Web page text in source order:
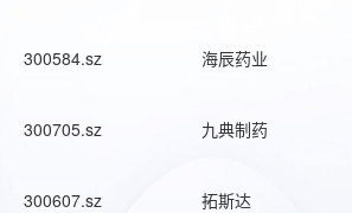
300584.sz 海辰药业
300705.sz 九典制药
300607.sz 拓斯达